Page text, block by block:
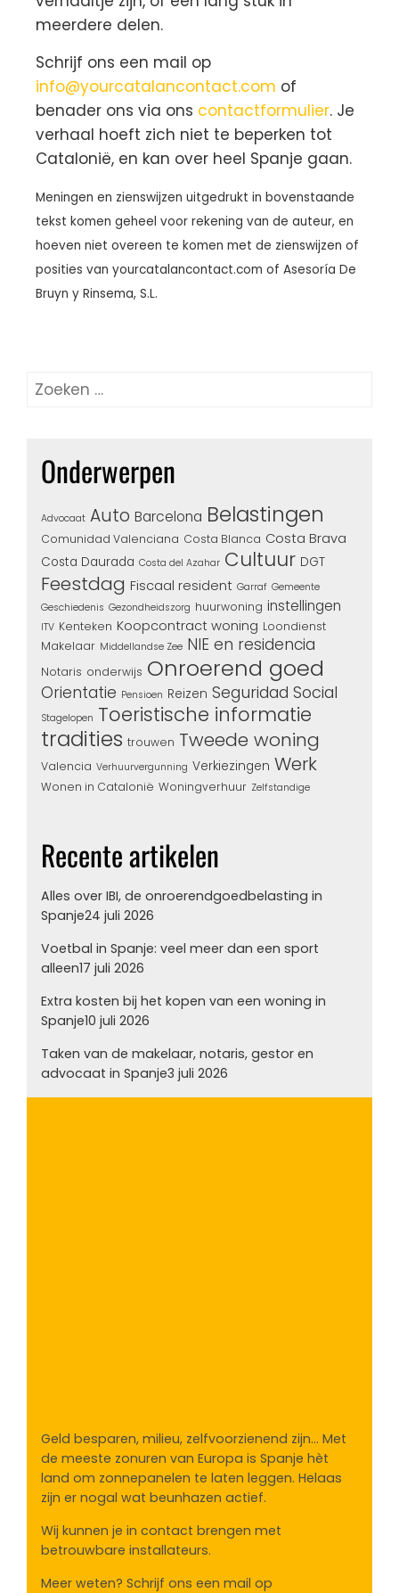
meerdere delen.
Schrijf ons een mail op
info@yourcatalancontact.com of
benader ons via ons contactformulier. Je
verhaal hoeft zich niet te beperken tot
Catalonië, en kan over heel Spanje gaan.
Meningen en zienswijzen uitgedrukt in bovenstaande
tekst komen geheel voor rekening van de auteur, en
hoeven niet overeen te komen met de zienswijzen of
posities van yourcatalancontact.com of Asesoría De
Bruyn y Rinsema, S.L.
Onderwerpen
Advocaat Auto Barcelona Belastingen
Comunidad Valenciana Costa Blanca Costa Brava
Costa Daurada Costa del Azahar Cultuur DGT
Feestdag Fiscaal resident Garraf Gemeente
Geschiedenis Gezondheidszorg huurwoning instellingen
ITV Kenteken Koopcontract woning Loondienst
Makelaar Middellandse Zee NIE en residencia
Notaris onderwijs Onroerend goed
Orientatie Pensioen Reizen Seguridad Social
Stagelopen Toeristische informatie
tradities trouwen Tweede woning
Valencia Verhuurvergunning Verkiezingen Werk
Wonen in Catalonië Woningverhuur Zelfstandige
Recente artikelen
Alles over IBI, de onroerendgoedbelasting in
Spanje24 juli 2026
Voetbal in Spanje: veel meer dan een sport
alleen17 juli 2026
Extra kosten bij het kopen van een woning in
Spanje10 juli 2026
Taken van de makelaar, notaris, gestor en
advocaat in Spanje3 juli 2026
Geld besparen, milieu, zelfvoorzienend zijn... Met
de meeste zonuren van Europa is Spanje hèt
land om zonnepanelen te laten leggen. Helaas
zijn er nogal wat beunhazen actief.
Wij kunnen je in contact brengen met
betrouwbare installateurs.
Meer weten? Schrijf ons een mail op